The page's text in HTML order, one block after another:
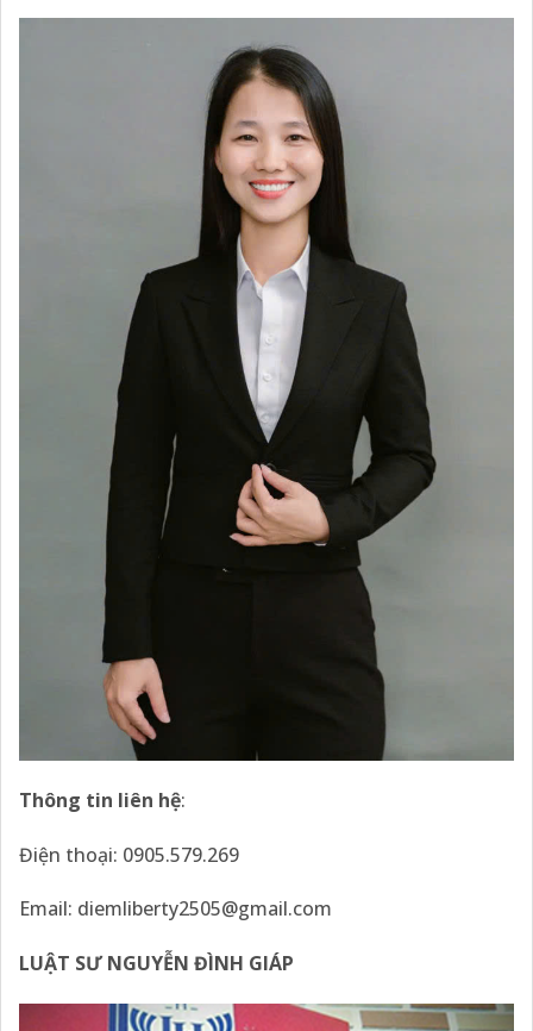
Thông tin liên hệ:
Điện thoại: 0905.579.269
Email: diemliberty2505@gmail.com
LUẬT SƯ NGUYỄN ĐÌNH GIÁP